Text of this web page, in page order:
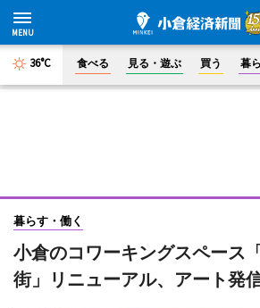
36°C 食べる 見る・遊ぶ 買う 暮
暮らす・働く
小倉のコワーキングスペース
街」リニューアル、アート発